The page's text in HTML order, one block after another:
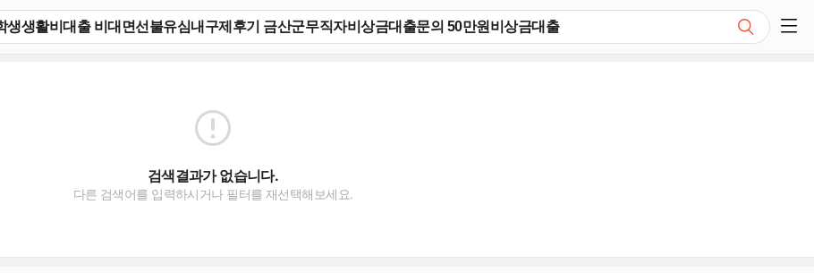
검색결과가 없습니다.
다른 검색어를 입력하시거나 필터를 재선택해보세요.